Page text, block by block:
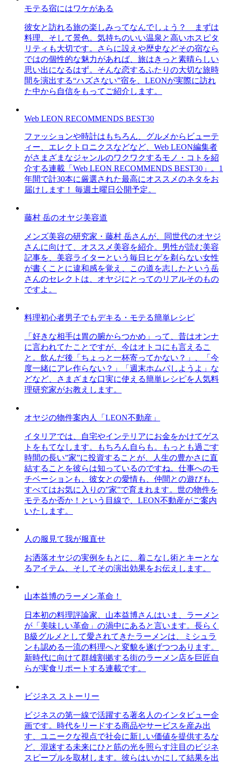
モテる宿にはワケがある
彼女と訪れる旅の楽しみってなんでしょう？ まずは
料理、そして景色。気持ちのいい温泉と高いホスピタ
リティも大切です。さらに設えや歴史などその宿なら
ではの個性的な魅力があれば、旅はきっと素晴らしい
思い出になるはず。そんな恋するふたりの大切な旅時
間を演出する“ハズさない”宿を、LEONが実際に訪れ
た中から自信をもってご紹介します。
Web LEON RECOMMENDS BEST30
ファッションや時計はもちろん、グルメからビューテ
ィー、エレクトロニクスなどなど、Web LEON編集者
がさまざまなジャンルのワクワクするモノ・コトを紹
介する連載「Web LEON RECOMMENDS BEST30」。1
年間で計30本に厳選された最高にオススメのネタをお
届けします！ 毎週土曜日公開予定。
藤村 岳のオヤジ美容道
メンズ美容の研究家・藤村 岳さんが、同世代のオヤジ
さんに向けて、オススメ美容を紹介。男性が読む美容
記事を、美容ライターという毎日ヒゲを剃らない女性
が書くことに違和感を覚え、この道を志したという岳
さんのセレクトは、オヤジにとってのリアルそのもの
ですよ。
料理初心者男子でもデキる・モテる簡単レシピ
「好きな相手は胃の腑からつかめ」って、昔はオンナ
に言われてたことですが、今はオトコにも言えるこ
と。飲んだ後「ちょっと一杯寄ってかない？」、「今
度一緒にアレ作らない？」「週末ホムパしようよ」な
どなど、さまざまな口実に使える簡単レシピを人気料
理研究家がお教えします。
オヤジの物件案内人「LEON不動産」
イタリアでは、自宅やインテリアにお金をかけてゲス
トをもてなします。もちろん自らも。もっとも過ごす
時間の長い”家”に投資することが、人生の豊かさに直
結することを彼らは知っているのですね。仕事へのモ
チベーションも、彼女との愛情も、仲間との遊びも、
すべてはお気に入りの”家”で育まれます。世の物件を
モテるか否か！という目線で、LEON不動産がご案内
いたします。
人の服見て我が服直せ
お洒落オヤジの実例をもとに、着こなし術とキーとな
るアイテム、そしてその演出効果をお伝えします。
山本益博のラーメン革命！
日本初の料理評論家、山本益博さんはいま、ラーメン
が「美味しい革命」の渦中にあると言います。長らく
B級グルメとして愛されてきたラーメンは、ミシュラ
ンも認める一流の料理へと変貌を遂げつつあります。
新時代に向けて群雄割拠する街のラーメン店を巨匠自
らが実食リポートする連載です。
ビジネス ストーリー
ビジネスの第一線で活躍する著名人のインタビュー企
画です。時代をリードする商品やサービスを産み出
す、ユニークな視点で社会に新しい価値を提供するな
ど、混迷する未来にひと筋の光を照らす注目のビジネ
スピープルを取材します。彼らはいかにして結果を出